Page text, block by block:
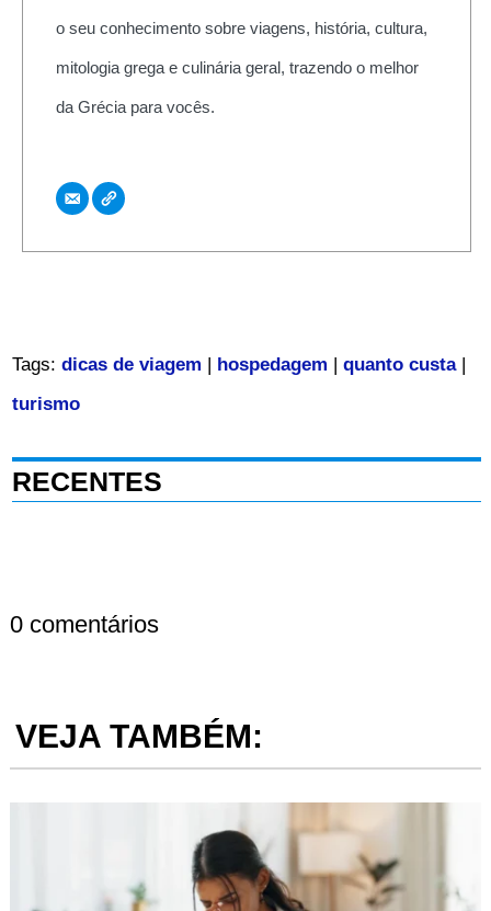
o seu conhecimento sobre viagens, história, cultura,
mitologia grega e culinária geral, trazendo o melhor
da Grécia para vocês.
Tags: dicas de viagem | hospedagem | quanto custa|
turismo
RECENTES
0 comentários
VEJA TAMBÉM: